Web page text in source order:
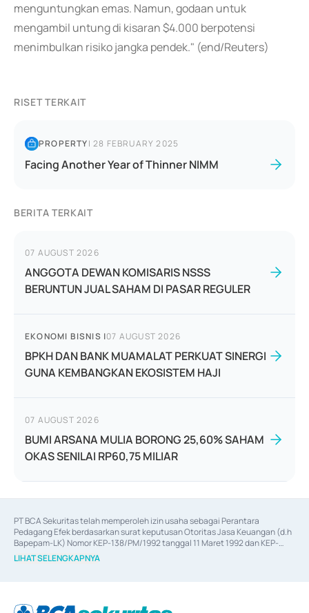
menguntungkan emas. Namun, godaan untuk
mengambil untung di kisaran $4.000 berpotensi
menimbulkan risiko jangka pendek." (end/Reuters)
RISET TERKAIT
PROPERTY|28 FEBRUARY 2025
Facing Another Year of Thinner NIMM
BERITA TERKAIT
07 AUGUST 2026
ANGGOTA DEWAN KOMISARIS NSSS
BERUNTUN JUAL SAHAM DI PASAR REGULER
EKONOMI BISNIS |07 AUGUST 2026
BPKH DAN BANK MUAMALAT PERKUAT SINERGI
GUNA KEMBANGKAN EKOSISTEM HAJI
07 AUGUST 2026
BUMI ARSANA MULIA BORONG 25,60% SAHAM
OKAS SENILAI RP60,75 MILIAR
PT BCA Sekuritas telah memperoleh izin usaha sebagai Perantara
Pedagang Efek berdasarkan surat keputusan Otoritas Jasa Keuangan (d.h
Bapepam-LK) Nomor KEP-138/PM/1992 tanggal 11 Maret 1992 dan KEP-
06/D.04/2014 tanggal 28 Februari 2014, izin usaha sebagai Penjamin Emisi
Efek berdasarkan surat keputusan Otoritas Jasa Keuangan Nomor KEP-
berdasarkan surat keputusan Otoritas Jasa Keuangan Nomor S-
LIHAT SELENGKAPNYA